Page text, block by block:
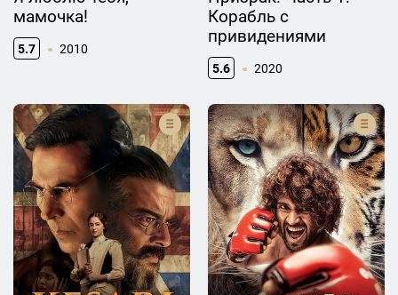
мамочка!
5.7 2010
Корабль с
привидениями
5.6 2020